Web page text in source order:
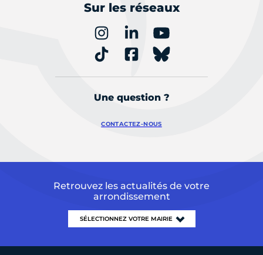
Sur les réseaux
Une question ?
CONTACTEZ-NOUS
Retrouvez les actualités de votre
arrondissement